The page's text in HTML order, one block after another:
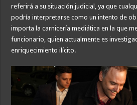
referirá a su situación judicial, ya que
podría interpretarse como un intento de
importa la carnicería mediática en la que
funcionario, quien actualmente es
enriquecimiento ilícito.